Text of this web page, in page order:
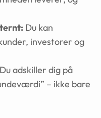
Du kan
investorer og
Du adskiller dig på
– ikke bare